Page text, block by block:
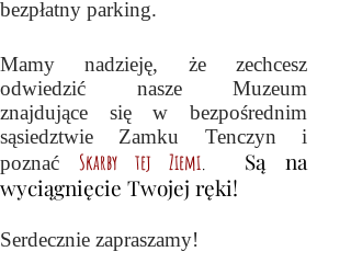
bezpłatny parking.
Mamy nadzieję, że zechcesz
odwiedzić nasze Muzeum
znajdujące się w bezpośrednim
sąsiedztwie Zamku Tenczyn i
poznać Skarby tej Ziemi.
Są na
wyciągnięcie Twojej ręki!
Serdecznie zapraszamy!